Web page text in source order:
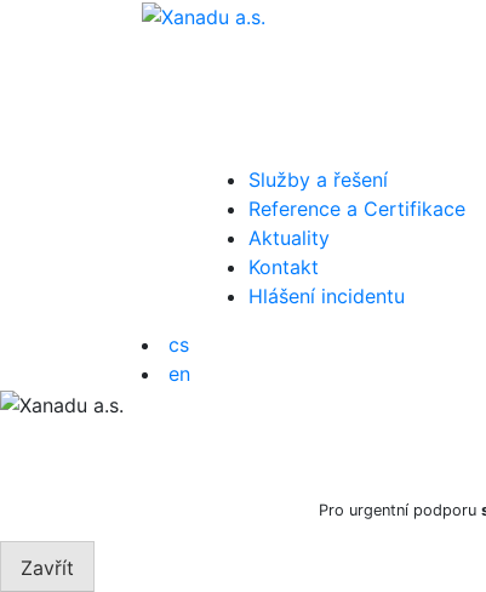
Služby a řešení
Reference a Certifikace
Aktuality
Kontakt
Hlášení incidentu
cs
en
Pro urgentní podporu
Zavřít